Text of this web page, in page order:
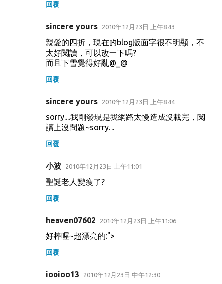
回覆
sincere yours 2010年12月23日 上午8:43
親愛的四折，現在的blog版面字很不明顯，不
太好閱讀，可以改一下嗎?
而且下雪覺得好亂@_@
回覆
sincere yours 2010年12月23日 上午8:44
sorry....我剛發現是我網路太慢造成沒載完，閱
讀上沒問題~sorry....
回覆
小波 2010年12月23日 上午11:01
聖誕老人變瘦了?
回覆
heaven07602 2010年12月23日 上午11:06
好棒喔~超漂亮的:">
回覆
iooioo13 2010年12月23日 中午12:30